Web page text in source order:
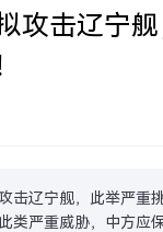
攻击辽宁
击辽宁舰，此举严
类严重威胁，中方应